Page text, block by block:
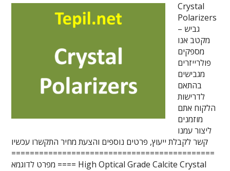
Crystal
Polarizers
– גביש
מקטב אנו
מספקים
פולרייזרים
מגבישים
בהתאם
לדרישות
הלקוח אתם
מוזמנים
ליצור עמנו
קשר לקבלת ייעוץ, פרטים נוספים והצעת מחיר התקשרו עכשיו
============================================
==== מפרט לדוגמא High Optical Grade Calcite Crystal